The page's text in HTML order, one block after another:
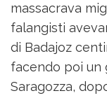
massacrava
falangisti
di Badajoz
facendo poi un
Saragozza,